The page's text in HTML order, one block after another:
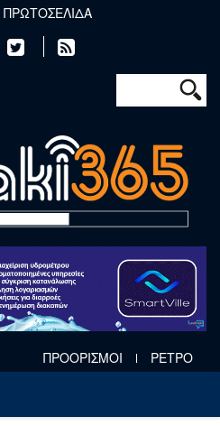
ΠΡΩΤΟΣΕΛΙΔΑ
Φόρμα
Αναζήτηση
ΠΡΟΟΡΙΣΜΟΙ ΡΕΤΡΟ